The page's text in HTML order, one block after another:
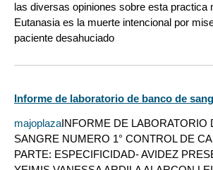
las diversas opiniones sobre esta practica
Eutanasia es la muerte intencional por
paciente desahuciado
Informe de laboratorio de banco de
majoplazaINFORME DE LABORATORIO
SANGRE NUMERO 1° CONTROL DE
PARTE: ESPECIFICIDAD- AVIDEZ